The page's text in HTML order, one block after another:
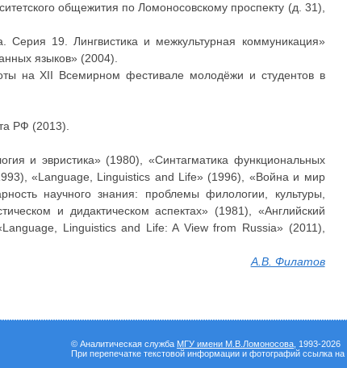
общежития по Ломоносовскому проспекту (д. 31),
Серия 19. Лингвистика и межкультурная коммуникация»
языков» (2004).
на XII Всемирном фестивале молодёжи и студентов в
РФ (2013).
и эвристика» (1980), «Синтагматика функциональных
«Language, Linguistics and Life» (1996), «Война и мир
научного знания: проблемы филологии, культуры,
и дидактическом аспектах» (1981), «Английский
Linguistics and Life: A View from Russia» (2011),
А.В. Филатов
© Аналитическая служба МГУ имени М.В.Ломоносова , 1993-2026
При перепечатке текстовой информации и фотографий ссылка на